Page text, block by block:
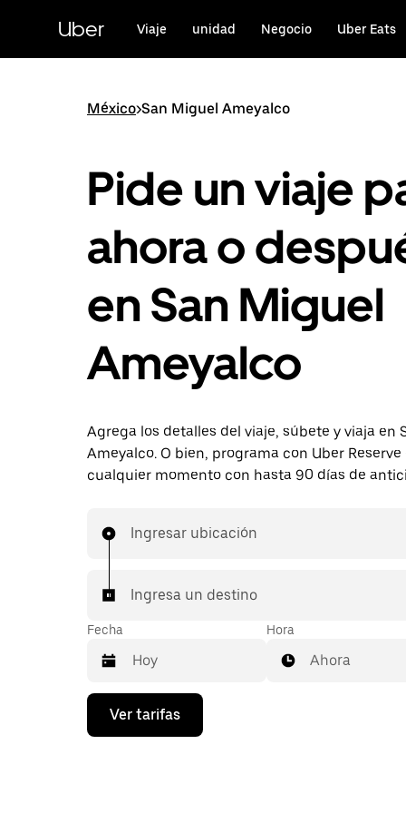
contenido
principal
Uber Viaje unidad Negocio Uber Eats
México>San Miguel Ameyalco
Pide un viaje
ahora o
en San Miguel
Ameyalco
Agrega los detalles del viaje, súbete y viaja en
Ameyalco. O bien, programa con Uber Reserve
cualquier momento con hasta 90 días de
Ingresar ubicación
Ingresa un destino
Fecha
Presiona
flecha
Hora
Ahora
Ver tarifas